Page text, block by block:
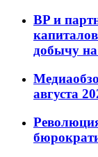
BP и
добычу
августа